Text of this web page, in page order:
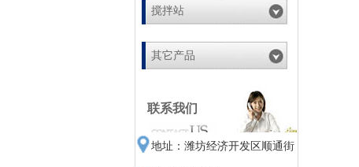
搅拌站
其它产品
联系我们
地址：潍坊经济开发区顺通街